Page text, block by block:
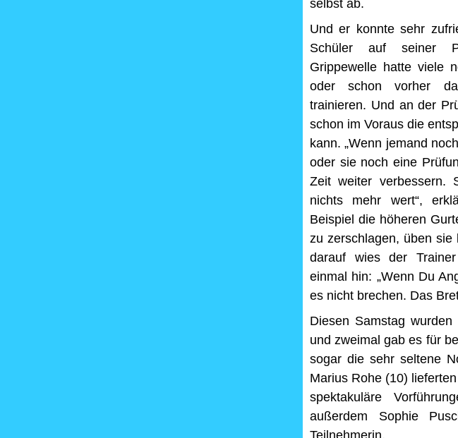
selbst ab.
Und er konnte sehr
Schüler auf seiner
Grippewelle hatte viele
oder schon vorher
trainieren. Und an der
schon im Voraus die
kann. „Wenn jemand
oder sie noch eine
Zeit weiter verbessern.
nichts mehr wert“,
Beispiel die höheren
zu zerschlagen, üben sie
darauf wies der
einmal hin: „Wenn Du
es nicht brechen. Das
Diesen Samstag
und zweimal gab es für
sogar die sehr seltene
Marius Rohe (10)
spektakuläre
außerdem Sophie
Teilnehmerin.